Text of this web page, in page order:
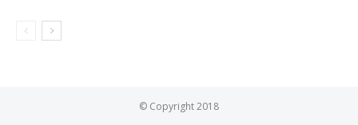
© Copyright 2018